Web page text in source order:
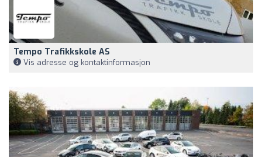
Tempo Trafikkskole AS
Vis adresse og kontaktinformasjon